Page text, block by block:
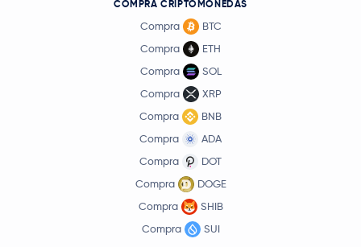
COMPRA CRIPTOMONEDAS
Compra
BTC
Compra
ETH
Compra
SOL
Compra
XRP
Compra
BNB
Compra
ADA
Compra
DOT
Compra
DOGE
Compra
SHIB
Compra
SUI